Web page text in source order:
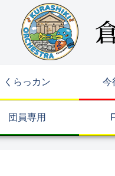
くらっカン 今
団員専用